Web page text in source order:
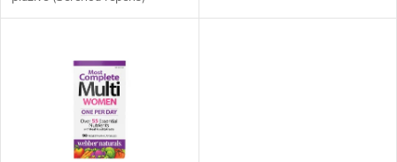
u
doplněnéný o olej z tykvových a